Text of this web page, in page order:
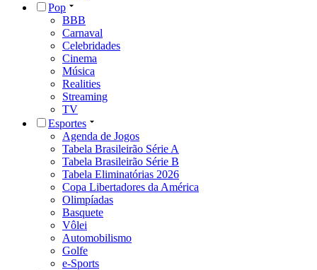
Pop
BBB
Carnaval
Celebridades
Cinema
Música
Realities
Streaming
TV
Esportes
Agenda de Jogos
Tabela Brasileirão Série A
Tabela Brasileirão Série B
Tabela Eliminatórias 2026
Copa Libertadores da América
Olimpíadas
Basquete
Vôlei
Automobilismo
Golfe
e-Sports